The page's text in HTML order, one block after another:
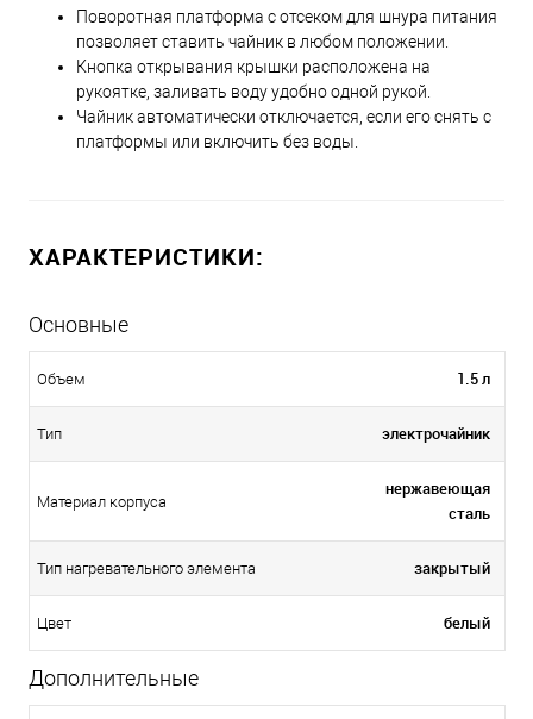
Поворотная платформа с отсеком для шнура питания
позволяет ставить чайник в любом положении.
Кнопка открывания крышки расположена на
рукоятке, заливать воду удобно одной рукой.
Чайник автоматически отключается, если его снять с
платформы или включить без воды.
ХАРАКТЕРИСТИКИ:
Основные
Объем 1.5 л
Тип электрочайник
Материал корпуса
нержавеющая
сталь
Тип нагревательного элемента закрытый
Цвет белый
Дополнительные